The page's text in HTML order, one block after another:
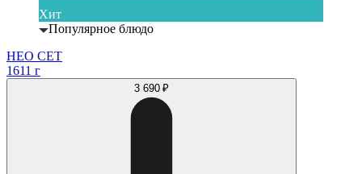
Хит
Популярное блюдо
НЕО СЕТ
1611 г
3 690 ₽